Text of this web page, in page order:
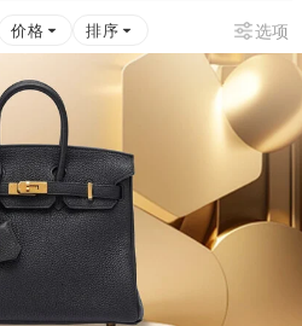
价格 排序 选项